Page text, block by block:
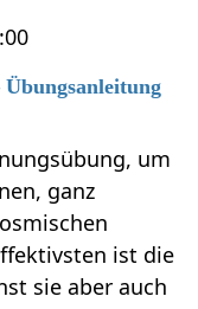
Übungsanleitung
um
ganz
ist die
sie aber auch